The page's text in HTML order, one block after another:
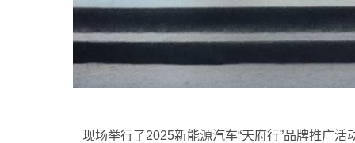
现场举行了2025新能源汽车“天府行”品牌推广